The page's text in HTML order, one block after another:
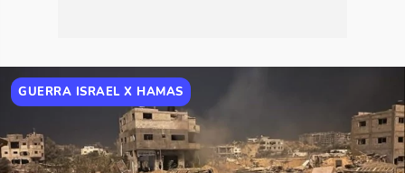
GUERRA ISRAEL X HAMAS